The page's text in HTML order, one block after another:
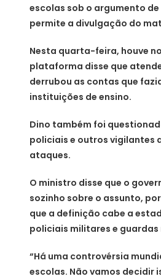
escolas sob o argumento
permite a divulgação do
Nesta quarta-feira, houve
plataforma disse que
derrubou as contas que
instituições de ensino.
Dino também foi
policiais e outros vigilantes
ataques.
O ministro disse que o
sozinho sobre o assunto,
que a definição cabe a
policiais militares e guardas
“Há uma controvérsia
escolas. Não vamos decidir